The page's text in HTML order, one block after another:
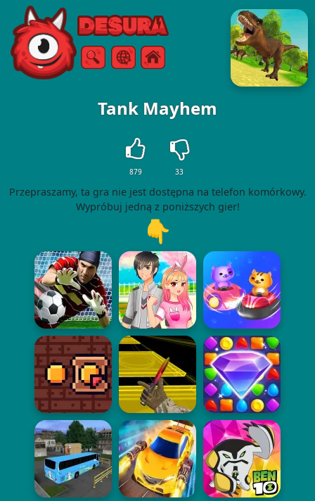
Free Online Games
SzukajMenu
Tank Mayhem
879 33
Przepraszamy, ta gra nie jest dostępna na telefon komórkowy.
Wypróbuj jedną z poniższych gier!
👇